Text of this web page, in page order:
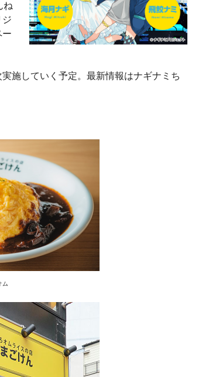
ね
ジ
ー
施していく予定。最新情報はナギナミち
ム